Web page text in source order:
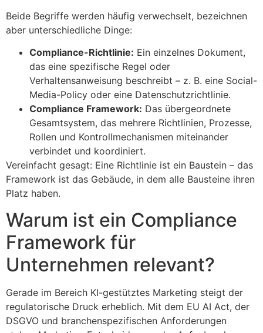
Beide Begriffe werden häufig verwechselt, bezeichnen
aber unterschiedliche Dinge:
Compliance-Richtlinie: Ein einzelnes Dokument,
das eine spezifische Regel oder
Verhaltensanweisung beschreibt – z. B. eine Social-
Media-Policy oder eine Datenschutzrichtlinie.
Compliance Framework: Das übergeordnete
Gesamtsystem, das mehrere Richtlinien, Prozesse,
Rollen und Kontrollmechanismen miteinander
verbindet und koordiniert.
Vereinfacht gesagt: Eine Richtlinie ist ein Baustein – das
Framework ist das Gebäude, in dem alle Bausteine ihren
Platz haben.
Warum ist ein Compliance
Framework für
Unternehmen relevant?
Gerade im Bereich KI-gestütztes Marketing steigt der
regulatorische Druck erheblich. Mit dem EU AI Act, der
DSGVO und branchenspezifischen Anforderungen